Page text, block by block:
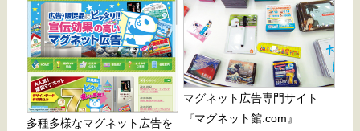
多種多様なマグネット広告を
マグネット広告専門サイト
『マグネット館.com』